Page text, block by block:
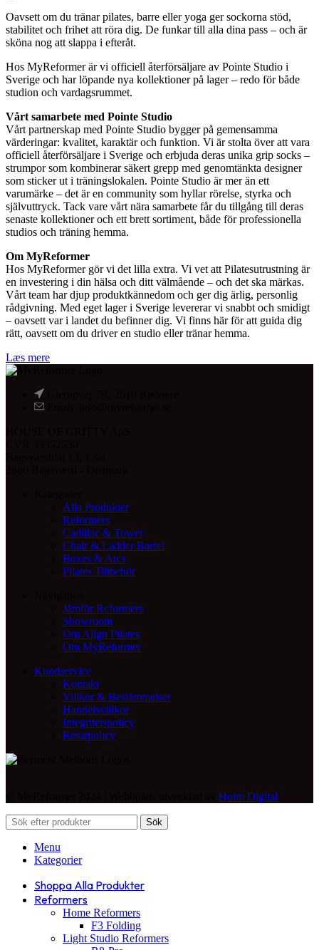
Oavsett om du tränar pilates, barre eller yoga ger sockorna stöd,
stabilitet och frihet att röra dig. De funkar till alla dina pass – och är
sköna nog att slappa i efteråt.
Hos MyReformer är vi officiell återförsäljare av Pointe Studio i
Sverige och har löpande nya kollektioner på lager – redo för både
studion och vardagsrummet.
Vårt samarbete med Pointe Studio
Vårt partnerskap med Pointe Studio bygger på gemensamma
värderingar: kvalitet, karaktär och funktion. Vi är stolta över att vara
officiell återförsäljare i Sverige och erbjuda deras unika grip socks –
strumpor som kombinerar säkert grepp med genomtänkta designer
som sticker ut i träningslokalen. Pointe Studio är mer än ett
varumärke – det är en community som hyllar rörelse, styrka och
självuttryck. Tack vare vårt nära samarbete får du tillgång till deras
senaste kollektioner och ett brett sortiment, både för professionella
studios och träning hemma.
Om MyReformer
Hos MyReformer gör vi det lilla extra. Vi vet att Pilatesutrustning är
en investering i din hälsa och ditt välmående – och det ska märkas.
Vårt team har djup produktkännedom och ger dig ärlig, personlig
rådgivning. Med eget lager i Sverige levererar vi snabbt och smidigt
– oavsett var i landet du befinner dig. Vi finns här för att guida dig
rätt, oavsett om du driver en studio eller tränar hemma.
Læs mere
Alla Produkter
Reformers
Cadillac & Tower
Chair & Ladder Barrel
Boxes & Arcs
Pilates Tillbehör
Jämför Reformers
Showroom
Om Align Pilates
Om MyReformer
Kundservice
Kontakt
Villkor & Bestämmelser
Handelsvillkor
Integritetspolicy
Returpolicy
Holm Digital
Sök
Menu
Kategorier
Shoppa Alla Produkter
Reformers
Home Reformers
F3 Folding
Light Studio Reformers